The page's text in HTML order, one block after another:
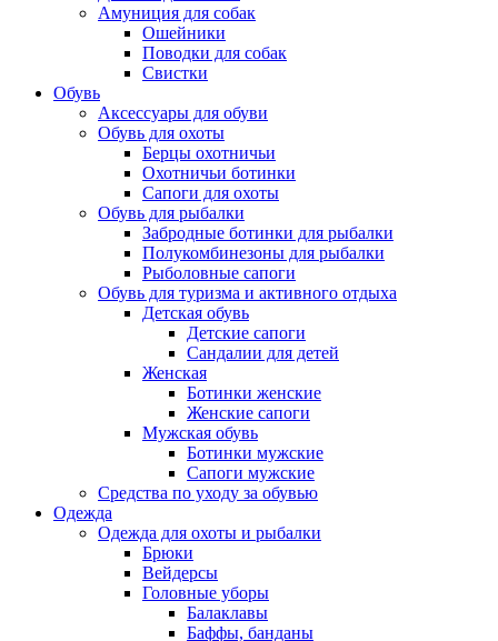
Амуниция для собак
Ошейники
Поводки для собак
Свистки
Обувь
Аксессуары для обуви
Обувь для охоты
Берцы охотничьи
Охотничьи ботинки
Сапоги для охоты
Обувь для рыбалки
Забродные ботинки для рыбалки
Полукомбинезоны для рыбалки
Рыболовные сапоги
Обувь для туризма и активного отдыха
Детская обувь
Детские сапоги
Сандалии для детей
Женская
Ботинки женские
Женские сапоги
Мужская обувь
Ботинки мужские
Сапоги мужские
Средства по уходу за обувью
Одежда
Одежда для охоты и рыбалки
Брюки
Вейдерсы
Головные уборы
Балаклавы
Баффы, банданы